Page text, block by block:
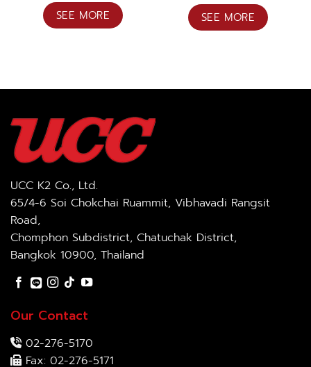
SEE MORE SEE MORE
UCC K2 Co., Ltd.
65/4-6 Soi Chokchai Ruammit, Vibhavadi Rangsit
Road,
Chomphon Subdistrict, Chatuchak District,
Bangkok 10900, Thailand
Our Contact
02-276-5170
Fax: 02-276-5171